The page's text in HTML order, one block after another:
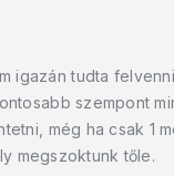
igazán tudta
szempont
még ha csak 1
megszoktunk tőle.